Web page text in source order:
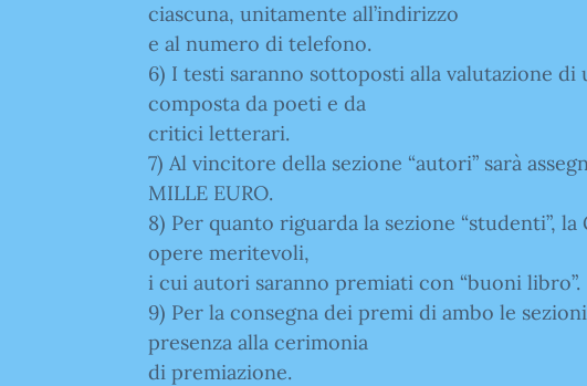
ciascuna, unitamente all’indirizzo
e al numero di telefono.
6) I testi saranno sottoposti alla valutazione di
composta da poeti e da
critici letterari.
7) Al vincitore della sezione “autori” sarà
MILLE EURO.
8) Per quanto riguarda la sezione “studenti”, la
opere meritevoli,
i cui autori saranno premiati con “buoni libro”.
9) Per la consegna dei premi di ambo le
presenza alla cerimonia
di premiazione.